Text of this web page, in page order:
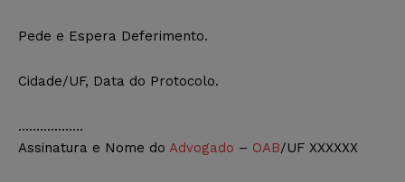
Pede e Espera Deferimento.
Cidade/UF, Data do Protocolo.
………………
Assinatura e Nome do Advogado – OAB/UF XXXXXX